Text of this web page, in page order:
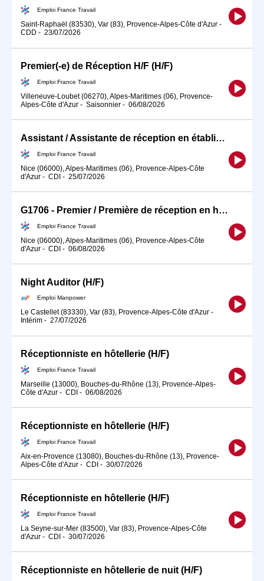
Emploi France Travail
Saint-Raphaël (83530), Var (83), Provence-Alpes-Côte d'Azur -
CDD - 23/07/2026
Premier(-e) de Réception H/F (H/F)
Emploi France Travail
Villeneuve-Loubet (06270), Alpes-Maritimes (06), Provence-
Alpes-Côte d'Azur - Saisonnier - 06/08/2026
Assistant / Assistante de réception en établissement hôtelier (H/F)
Emploi France Travail
Nice (06000), Alpes-Maritimes (06), Provence-Alpes-Côte
d'Azur - CDI - 25/07/2026
G1706 - Premier / Première de réception en hôtellerie (H/F)
Emploi France Travail
Nice (06000), Alpes-Maritimes (06), Provence-Alpes-Côte
d'Azur - CDI - 06/08/2026
Night Auditor (H/F)
Emploi Manpower
Le Castellet (83330), Var (83), Provence-Alpes-Côte d'Azur -
Intérim - 27/07/2026
Réceptionniste en hôtellerie (H/F)
Emploi France Travail
Marseille (13000), Bouches-du-Rhône (13), Provence-Alpes-
Côte d'Azur - CDI - 06/08/2026
Réceptionniste en hôtellerie (H/F)
Emploi France Travail
Aix-en-Provence (13080), Bouches-du-Rhône (13), Provence-
Alpes-Côte d'Azur - CDI - 30/07/2026
Réceptionniste en hôtellerie (H/F)
Emploi France Travail
La Seyne-sur-Mer (83500), Var (83), Provence-Alpes-Côte
d'Azur - CDI - 30/07/2026
Réceptionniste en hôtellerie de nuit (H/F)